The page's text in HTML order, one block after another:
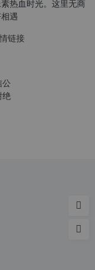
热血时光。这里无商
遇
链接
绝